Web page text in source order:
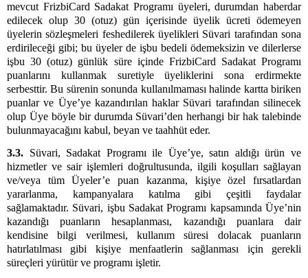
mevcut FrizbiCard Sadakat Programı üyeleri, durumdan haberdar
edilecek olup 30 (otuz) gün içerisinde üyelik ücreti ödemeyen
üyelerin sözleşmeleri feshedilerek üyelikleri Süvari tarafından sona
erdirileceği gibi; bu üyeler de işbu bedeli ödemeksizin ve dilerlerse
işbu 30 (otuz) günlük süre içinde FrizbiCard Sadakat Programı
puanlarını kullanmak suretiyle üyeliklerini sona erdirmekte
serbesttir. Bu sürenin sonunda kullanılmaması halinde kartta biriken
puanlar ve Üye’ye kazandırılan haklar Süvari tarafından silinecek
olup Üye böyle bir durumda Süvari’den herhangi bir hak talebinde
bulunmayacağını kabul, beyan ve taahhüt eder.
3.3. Süvari, Sadakat Programı ile Üye’ye, satın aldığı ürün ve
hizmetler ve sair işlemleri doğrultusunda, ilgili koşulları sağlayan
ve/veya tüm Üyeler’e puan kazanma, kişiye özel fırsatlardan
yararlanma, kampanyalara katılma gibi çeşitli faydalar
sağlamaktadır. Süvari, işbu Sadakat Programı kapsamında Üye’nin
kazandığı puanların hesaplanması, kazandığı puanlara dair
kendisine bilgi verilmesi, kullanım süresi dolacak puanların
hatırlatılması gibi kişiye menfaatlerin sağlanması için gerekli
süreçleri yürütür ve programı işletir.